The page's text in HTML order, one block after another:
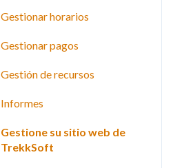
tarjetas de regalo
Pagos
Gestionar horarios
Gestionar pagos
Gestión de recursos
Informes
Gestione su sitio web de
TrekkSoft